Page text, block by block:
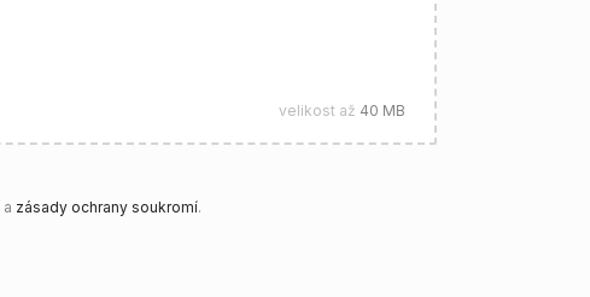
velikost až 40 MB
a zásady ochrany soukromí.